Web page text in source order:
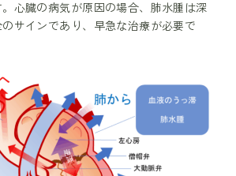
心臓の病気が原因の場合、肺水腫は深
サインであり、早急な治療が必要で